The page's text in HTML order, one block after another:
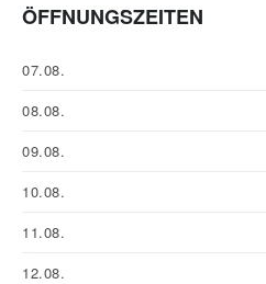
ÖFFNUNGSZEITEN
07.08.
08.08.
09.08.
10.08.
11.08.
12.08.